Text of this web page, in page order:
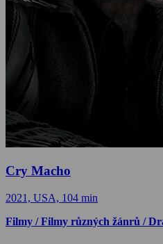
Cry Macho
2021, USA, 104 min
Filmy / Filmy různých žánrů /